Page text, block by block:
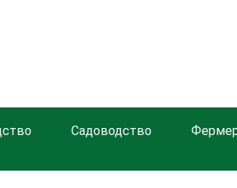
Садоводство